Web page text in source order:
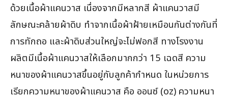
ด้วยเนื้อผ้าแคนวาส เนื่องจากมีหลากสี ผ้าแคนวาสมี
ลักษณะคล้ายผ้าดิบ ทำจากเนื้อผ้าฝ้ายเหมือนกันต่างกันที่
การทักถอ และผ้าดิบส่วนใหญ่จะไม่ฟอกสี ทางโรงงาน
ผลิตมีเนื้อผ้าแคนวาสให้เลือกมากกว่า 15 เฉดสี ความ
หนาของผ้าแคนวาสขึ้นอยู่กับลูกค้ากำหนด ในหน่วยการ
เรียกความหนาของผ้าแคนวาส คือ ออนซ์ (oz) ความหนา